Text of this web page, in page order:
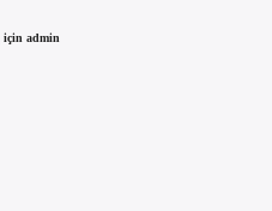
için admin